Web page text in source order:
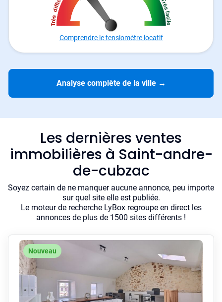
Comprendre le tensiomètre locatif
Analyse complète de la ville →
Les dernières ventes
immobilières à Saint-andre-
de-cubzac
Soyez certain de ne manquer aucune annonce, peu importe
sur quel site elle est publiée.
Le moteur de recherche LyBox regroupe en direct les
annonces de plus de 1500 sites différents !
Nouveau